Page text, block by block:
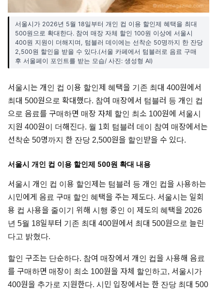
서울시가 2026년 5월 18일부터 개인 컵 이용 할인제 혜택을 최대
500원으로 확대한다. 참여 매장 자체 할인 100원 이상에 서울시
400원 지원이 더해지며, 텀블러 데이에는 선착순 50명까지 한 잔당
2,500원 할인을 받을 수 있다.(서울 카페에서 텀블러로 음료 구매
후 서울페이 포인트를 받는 모습/ 사진: 생성형 AI)
서울시는 개인 컵 이용 할인제 혜택을 기존 최대 400원에서
최대 500원으로 확대했다. 참여 매장에서 텀블러 등 개인 컵
으로 음료를 구매하면 매장 자체 할인 최소 100원에 서울시
지원 400원이 더해진다. 월 1회 텀블러 데이 참여 매장에서는
선착순 50명까지 한 잔당 2,500원을 할인받을 수 있다.
서울시 개인 컵 이용 할인제 500원 확대 내용
서울시 개인 컵 이용 할인제는 텀블러 등 개인 컵을 사용하는
시민에게 음료 구매 할인 혜택을 주는 제도다. 서울시는 일회
용 컵 사용을 줄이기 위해 시행 중인 이 제도의 혜택을 2026
년 5월 18일부터 기존 최대 400원에서 최대 500원으로 늘린
다고 밝혔다.
할인 구조는 단순하다. 참여 매장에서 개인 컵을 사용해 음료
를 구매하면 매장이 최소 100원을 자체 할인하고, 서울시가
400원을 추가로 지원한다. 시민 입장에서는 한 잔당 최대 500